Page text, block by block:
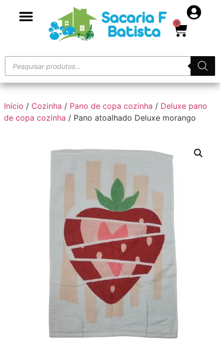
0
Início / Cozinha / Pano de copa cozinha / Deluxe pano
de copa cozinha / Pano atoalhado Deluxe morango